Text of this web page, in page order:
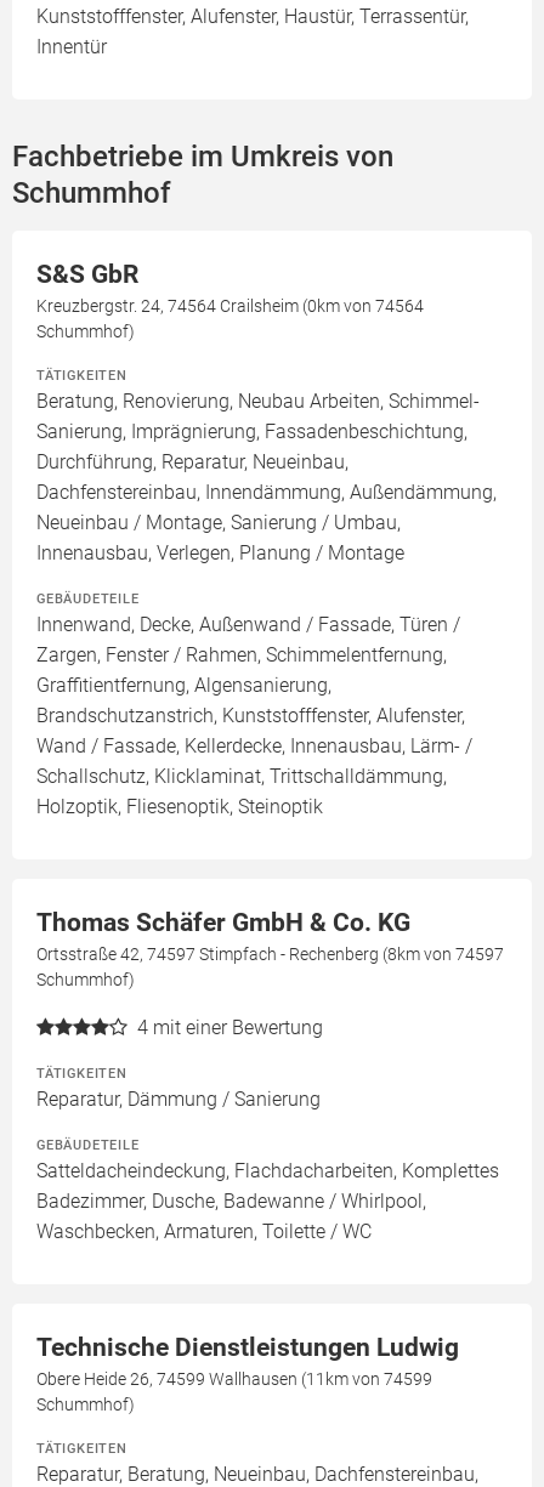
Kunststofffenster, Alufenster, Haustür, Terrassentür,
Innentür
Fachbetriebe im Umkreis von
Schummhof
S&S GbR
Kreuzbergstr. 24, 74564 Crailsheim (0km von 74564
Schummhof)
TÄTIGKEITEN
Beratung, Renovierung, Neubau Arbeiten, Schimmel-
Sanierung, Imprägnierung, Fassadenbeschichtung,
Durchführung, Reparatur, Neueinbau,
Dachfenstereinbau, Innendämmung, Außendämmung,
Neueinbau / Montage, Sanierung / Umbau,
Innenausbau, Verlegen, Planung / Montage
GEBÄUDETEILE
Innenwand, Decke, Außenwand / Fassade, Türen /
Zargen, Fenster / Rahmen, Schimmelentfernung,
Graffitientfernung, Algensanierung,
Brandschutzanstrich, Kunststofffenster, Alufenster,
Wand / Fassade, Kellerdecke, Innenausbau, Lärm- /
Schallschutz, Klicklaminat, Trittschalldämmung,
Holzoptik, Fliesenoptik, Steinoptik
Thomas Schäfer GmbH & Co. KG
Ortsstraße 42, 74597 Stimpfach - Rechenberg (8km von 74597
Schummhof)
4 mit einer Bewertung
TÄTIGKEITEN
Reparatur, Dämmung / Sanierung
GEBÄUDETEILE
Satteldacheindeckung, Flachdacharbeiten, Komplettes
Badezimmer, Dusche, Badewanne / Whirlpool,
Waschbecken, Armaturen, Toilette / WC
Technische Dienstleistungen Ludwig
Obere Heide 26, 74599 Wallhausen (11km von 74599
Schummhof)
TÄTIGKEITEN
Reparatur, Beratung, Neueinbau, Dachfenstereinbau,